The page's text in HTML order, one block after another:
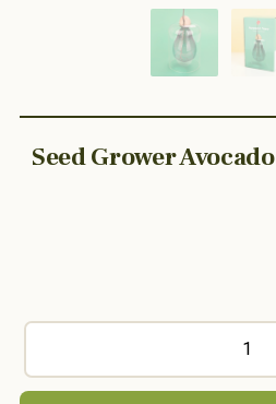
אגרטל אבוקדו מנביט Seed Grower Avocado